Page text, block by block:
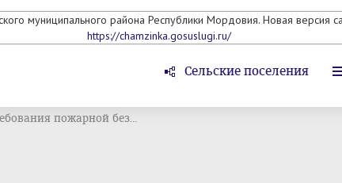
муниципального района Республики Мордовия. Новая
https://chamzinka.gosuslugi.ru/
Сельские поселения
пожарной без...